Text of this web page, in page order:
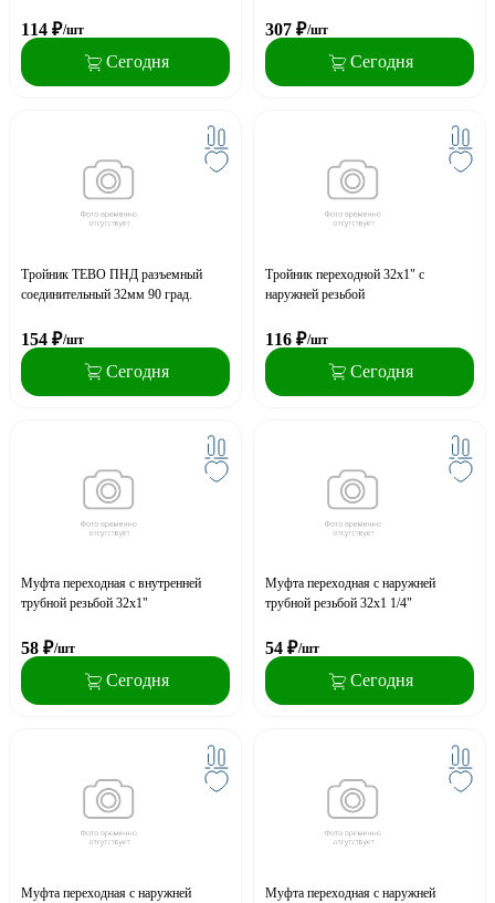
114 ₽/шт
Сегодня
307 ₽/шт
Сегодня
Тройник TEBO ПНД разъемный
соединительный 32мм 90 град.
154 ₽/шт
Сегодня
Тройник переходной 32x1" с
наружней резьбой
116 ₽/шт
Сегодня
Муфта переходная с внутренней
трубной резьбой 32x1"
58 ₽/шт
Сегодня
Муфта переходная с наружней
трубной резьбой 32x1 1/4"
54 ₽/шт
Сегодня
Муфта переходная с наружней
Муфта переходная с наружней